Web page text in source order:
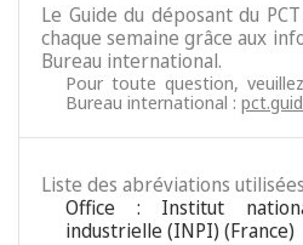
Le Guide du déposant du
chaque semaine grâce aux
Bureau international.
Pour toute question,
Bureau international :
Liste des abréviations
Office : Institut
industrielle (INPI) (France)